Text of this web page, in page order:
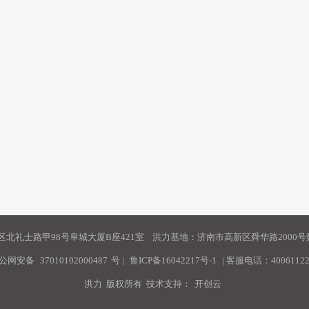
北礼士路甲98号阜城大厦B座421室 洪力基地：济南市高新区舜华路2000号
网安备 37010102000487 号 | 鲁ICP备16042217号-1 | 客服电话：
洪力 版权所有 技术支持： 开创云